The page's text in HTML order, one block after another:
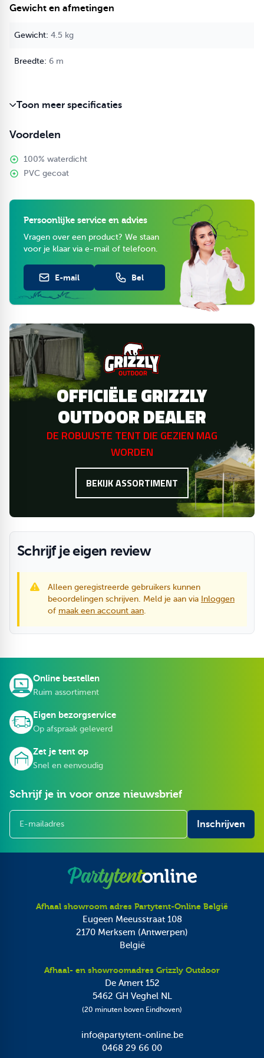
Gewicht en afmetingen
4.5 kg
6 m
Toon meer specificaties
Voordelen
100% waterdicht
PVC gecoat
Persoonlijke service en advies
Vragen over een product? We staan
voor je klaar via e-mail of telefoon.
E-mail Bel
OFFICIËLE GRIZZLY
OUTDOOR DEALER
DE ROBUUSTE TENT DIE GEZIEN MAG
WORDEN
BEKIJK ASSORTIMENT
Schrijf je eigen review
Alleen geregistreerde gebruikers kunnen
beoordelingen schrijven. Meld je aan via Inloggen
of maak een account aan
Online bestellen
Ruim assortiment
Eigen bezorgservice
Op afspraak geleverd
Zet je tent op
Snel en eenvoudig
Schrijf je in voor onze nieuwsbrief
E-mailadres
Inschrijven
Afhaal showroom adres Partytent-Online België
Eugeen Meeusstraat 108
2170 Merksem (Antwerpen)
België
Afhaal- en showroomadres Grizzly Outdoor
De Amert 152
5462 GH Veghel NL
(20 minuten boven Eindhoven)
info@partytent-online.be
0468 29 66 00